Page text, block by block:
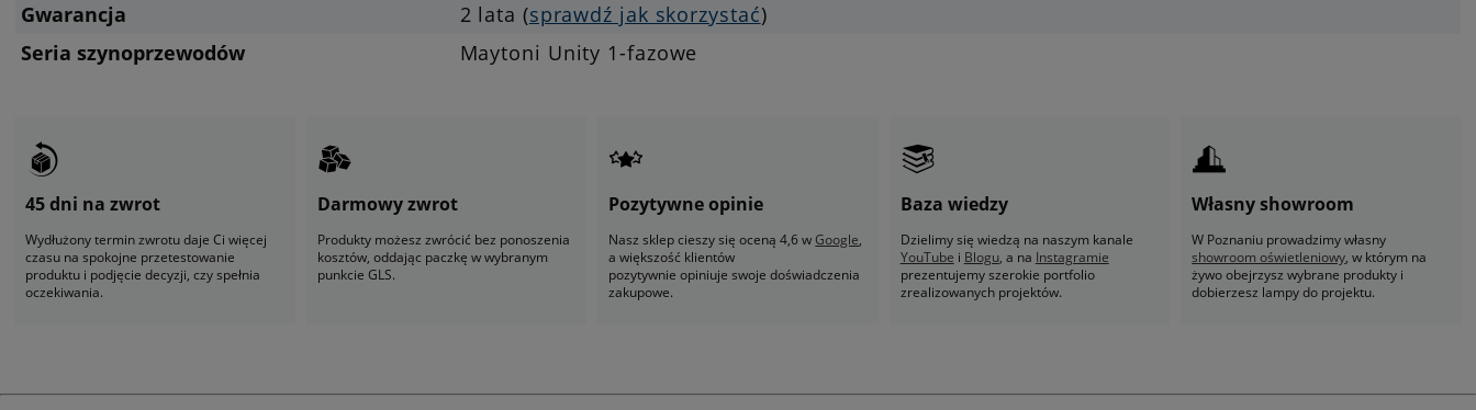
Gwarancja
2 lata (sprawdź jak skorzystać)
Seria szynoprzewodów
Maytoni Unity 1-fazowe
45 dni na zwrot
Wydłużony termin zwrotu daje Ci więcej
czasu na spokojne przetestowanie
produktu i podjęcie decyzji, czy spełnia
oczekiwania.
Darmowy zwrot
Produkty możesz zwrócić bez ponoszenia
kosztów, oddając paczkę w wybranym
punkcie GLS.
Pozytywne opinie
Nasz sklep cieszy się oceną 4,6 wGoogle,
a większość klientów
pozytywnie opiniuje swoje doświadczenia
zakupowe.
Baza wiedzy
Dzielimy się wiedzą na naszym kanale
YouTube i Blogu, a na Instagramie
prezentujemy szerokie portfolio
zrealizowanych projektów.
Własny showroom
W Poznaniu prowadzimy własny
showroom oświetleniowy, w którym na
żywo obejrzysz wybrane produkty i
dobierzesz lampy do projektu.